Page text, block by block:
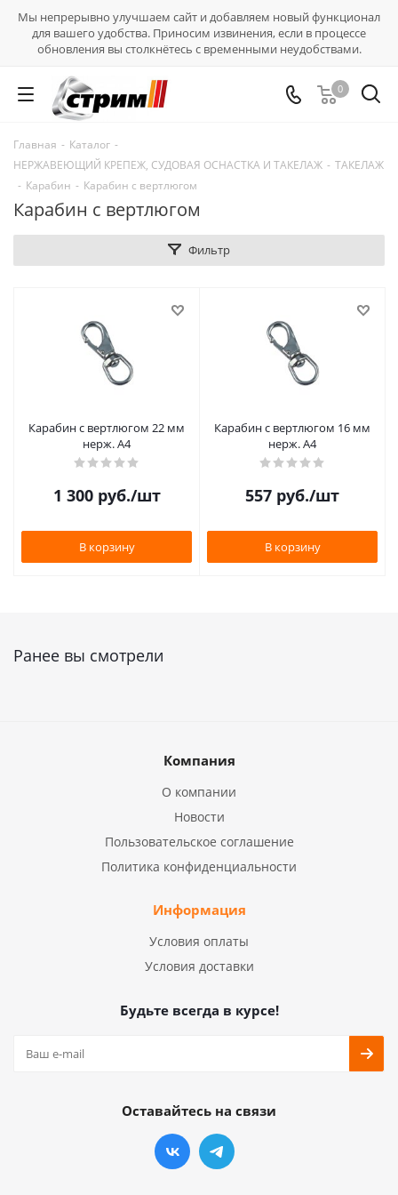
Мы непрерывно улучшаем сайт и добавляем новый функционал
для вашего удобства. Приносим извинения, если в процессе
обновления вы столкнётесь с временными неудобствами.
0
Главная - Каталог -
НЕРЖАВЕЮЩИЙ КРЕПЕЖ, СУДОВАЯ ОСНАСТКА И ТАКЕЛАЖ - ТАКЕЛАЖ
- Карабин - Карабин с вертлюгом
Карабин с вертлюгом
Фильтр
Карабин с вертлюгом 22 мм
нерж. А4
1 300руб./шт
В корзину
Карабин с вертлюгом 16 мм
нерж. А4
557 руб./шт
В корзину
Ранее вы смотрели
Компания
О компании
Новости
Пользовательское соглашение
Политика конфиденциальности
Информация
Условия оплаты
Условия доставки
Будьте всегда в курсе!
Оставайтесь на связи